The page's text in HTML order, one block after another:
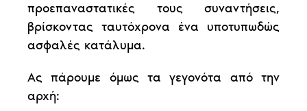
προεπαναστατικές τους συναντήσεις,
βρίσκοντας ταυτόχρονα ένα υποτυπωδώς
ασφαλές κατάλυμα.
Ας πάρουμε όμως τα γεγονότα από την
αρχή: